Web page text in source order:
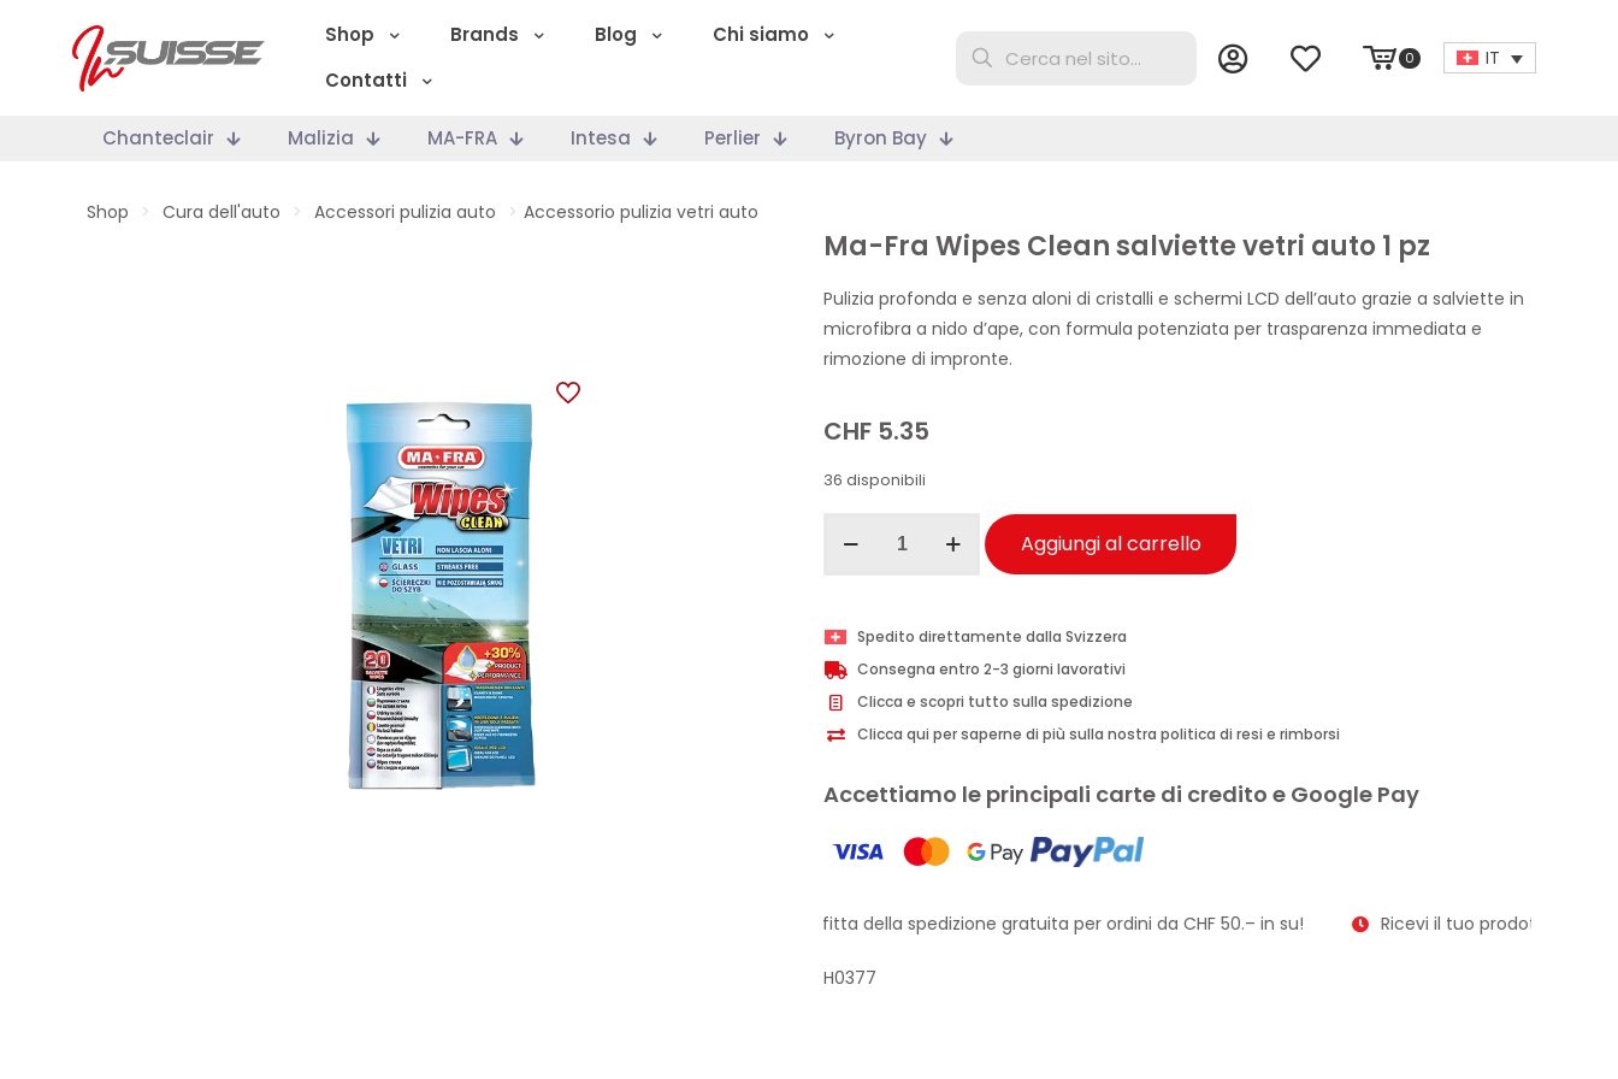
Shop Brands Blog
Chi siamo
Contatti
0 IT
Chanteclair Malizia MA-FRA Intesa Perlier Byron Bay
Shop > Cura dell'auto > Accessori pulizia auto > Accessorio pulizia vetri auto
Ma-Fra Wipes Clean salviette vetri auto 1 pz
Pulizia profonda e senza aloni di cristalli e schermi LCD dell’auto grazie a salviette in
microfibra a nido d’ape, con formula potenziata per trasparenza immediata e
rimozione di impronte.
CHF 5.35
36 disponibili
salviette
vetri
auto
1
quantità
Aggiungi al carrello
Spedito direttamente dalla Svizzera
Consegna entro 2-3 giorni lavorativi
Clicca e scopri tutto sulla spedizione
Clicca qui per saperne di più sulla nostra politica di resi e rimborsi
Accettiamo le principali carte di credito e Google Pay
Approfitta della spedizione gratuita per ordini da CHF 50.– in su! Ricevi il tuo prodotto in soli
H0377